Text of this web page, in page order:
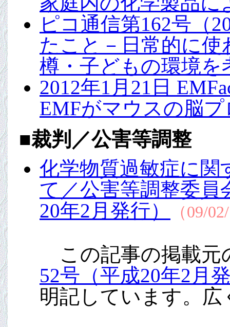
ピコ通信第162号（
たこと－日常的に
樽・子どもの環境を
2012年1月21日
EMFがマウスの脳
■裁判／公害等調整
化学物質過敏症に関
て／公害等調整委員
20年2月発行）
（09/
この記事の掲載元
52号（平成20年2月
明記しています。